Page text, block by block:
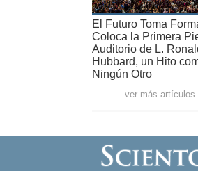
El Futuro Toma
Coloca la Primera
Auditorio de L.
Hubbard, un Hito
Ningún Otro
ver más artículos